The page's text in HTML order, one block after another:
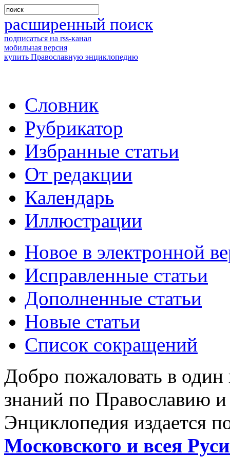
расширенный поиск
подписаться на rss-канал
мобильная версия
купить Православную энциклопедию
Словник
Рубрикатор
Избранные статьи
От редакции
Календарь
Иллюстрации
Новое в электронной
Исправленные статьи
Дополненные статьи
Новые статьи
Список сокращений
Добро пожаловать в
знаний по Православию
Энциклопедия издается
Московского и всея